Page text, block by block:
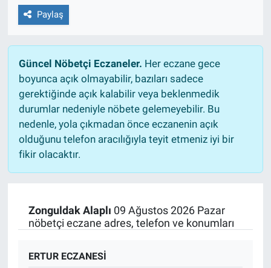
Paylaş
Güncel Nöbetçi Eczaneler. Her eczane gece
boyunca açık olmayabilir, bazıları sadece
gerektiğinde açık kalabilir veya beklenmedik
durumlar nedeniyle nöbete gelemeyebilir. Bu
nedenle, yola çıkmadan önce eczanenin açık
olduğunu telefon aracılığıyla teyit etmeniz iyi bir
fikir olacaktır.
Zonguldak Alaplı 09 Ağustos 2026 Pazar
nöbetçi eczane adres, telefon ve konumları
ERTUR ECZANESİ